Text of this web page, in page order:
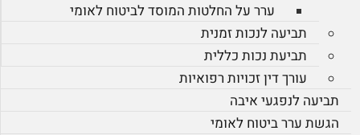
ערר על החלטות המוסד לביטוח לאומי
תביעה לנכות זמנית
תביעת נכות כללית
עורך דין זכויות רפואיות
תביעה לנפגעי איבה
הגשת ערר ביטוח לאומי